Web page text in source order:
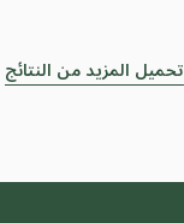
تحميل المزيد من النتائج